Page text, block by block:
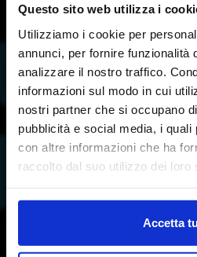
Questo sito web utilizza i
Utilizziamo i cookie per
annunci, per fornire funzionalità
analizzare il nostro traffico.
informazioni sul modo in cui
nostri partner che si occupano
pubblicità e social media, i quali
con altre informazioni che ha
raccolto dal suo utilizzo dei loro
Accetta
BIM, GIS, Digital
networks &
Selezionati i 35